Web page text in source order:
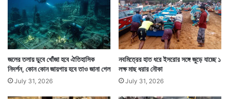
জলের তলায় ডুবে খোঁজা হবে ঐতিহাসিক
নিদর্শন, কোন কোন জায়গায় হবে তাও জানা গেল
July 31, 2026
নবমিত্রের হাত ধরে ইসরোর সঙ্গে জুড়ে যাচ্ছে ১
লক্ষ মাছ ধরার নৌকা
July 31, 2026